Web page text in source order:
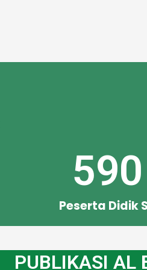
Peserta Didik
590
PUBLIKASI AL